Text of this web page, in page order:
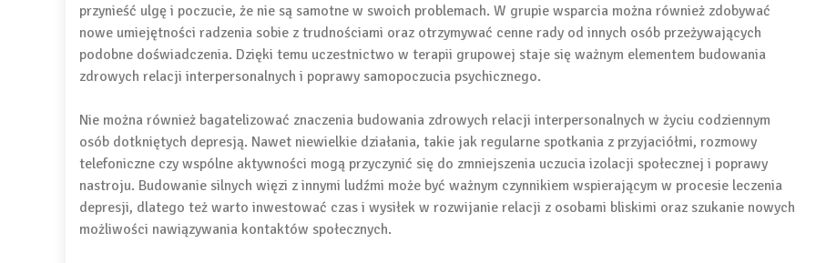
przynieść ulgę i poczucie, że nie są samotne w swoich problemach. W grupie wsparcia można również zdobywać
nowe umiejętności radzenia sobie z trudnościami oraz otrzymywać cenne rady od innych osób przeżywających
podobne doświadczenia. Dzięki temu uczestnictwo w terapii grupowej staje się ważnym elementem budowania
zdrowych relacji interpersonalnych i poprawy samopoczucia psychicznego.
Nie można również bagatelizować znaczenia budowania zdrowych relacji interpersonalnych w życiu codziennym
osób dotkniętych depresją. Nawet niewielkie działania, takie jak regularne spotkania z przyjaciółmi, rozmowy
telefoniczne czy wspólne aktywności mogą przyczynić się do zmniejszenia uczucia izolacji społecznej i poprawy
nastroju. Budowanie silnych więzi z innymi ludźmi może być ważnym czynnikiem wspierającym w procesie leczenia
depresji, dlatego też warto inwestować czas i wysiłek w rozwijanie relacji z osobami bliskimi oraz szukanie nowych
możliwości nawiązywania kontaktów społecznych.